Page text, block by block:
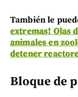
También le
extremas! Olas
animales en
detener
Bloque de